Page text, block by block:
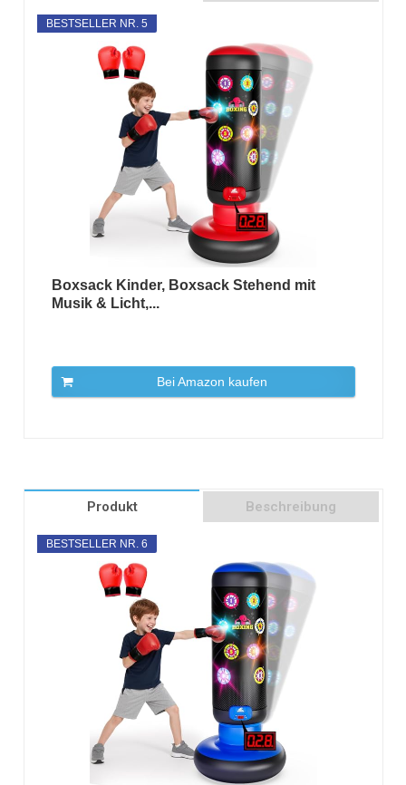
BESTSELLER NR. 5
Boxsack Kinder, Boxsack Stehend mit
Musik & Licht,...
Bei Amazon kaufen
Produkt Beschreibung
BESTSELLER NR. 6